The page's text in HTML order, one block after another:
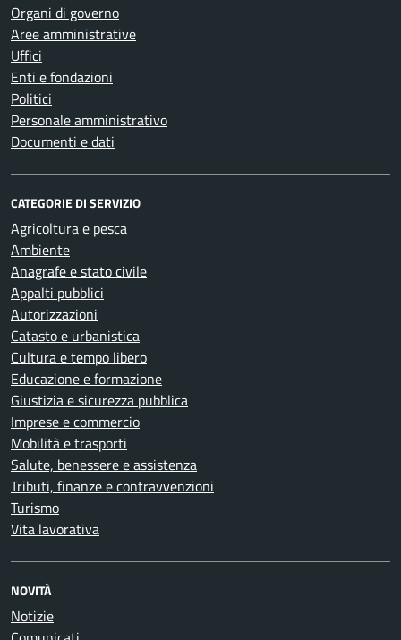
Organi di governo
Aree amministrative
Uffici
Enti e fondazioni
Politici
Personale amministrativo
Documenti e dati
CATEGORIE DI SERVIZIO
Agricoltura e pesca
Ambiente
Anagrafe e stato civile
Appalti pubblici
Autorizzazioni
Catasto e urbanistica
Cultura e tempo libero
Educazione e formazione
Giustizia e sicurezza pubblica
Imprese e commercio
Mobilità e trasporti
Salute, benessere e assistenza
Tributi, finanze e contravvenzioni
Turismo
Vita lavorativa
NOVITÀ
Notizie